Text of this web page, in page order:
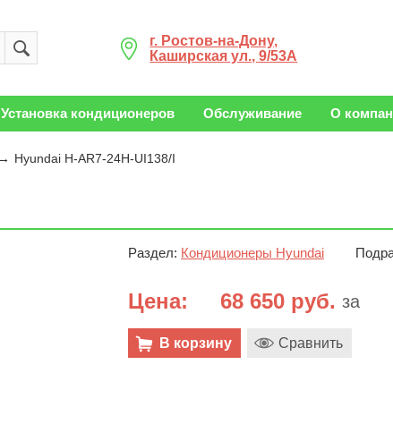
г. Ростов-на-Дону,
Каширская ул., 9/53А
Установка кондиционеров Обслуживание О
Hyundai H-AR7-24H-UI138/I
Раздел: Кондиционеры Hyundai
Цена: 68 650 руб. за
В корзину Сравнить